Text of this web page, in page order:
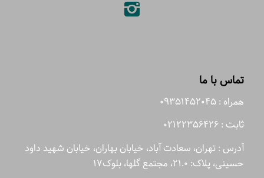
تماس با ما
همراه : 09351452045
ثابت : 02122356426
آدرس : تهران، سعادت آباد، خیابان بهاران، خیابان شهید داود
حسینی، پلاک: 21.0، مجتمع گلها، بلوک17